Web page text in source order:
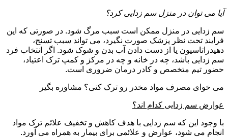
آیا می توان در منزل سم زدایی کرد؟
سم زدایی در منزل ممکن است سبب مرگ شود. در صورتی که این
فرایند تحت نظر پزشک صورت نگیرد، می تواند سبب تسنج،
دهیدراتاسیون یا از دست دادن آب بدن و شوک شود. اگر انتخاب فرد
سم زدایی باشد، چه در خانه و چه در مرکز و کمپ ترک اعتیاد،
حضور تیم متخصص و کادر درمان ضروری است.
می خوای مصرف مواد مخدر رو ترک کنی؟ مشاوره بگیر
عوارض سم زدایی کدام اند؟
با وجود این که سم زدایی با هدف کاهش و تخفیف علائم ترک مواد
انجام می شود، عوارض و علائمی برای بیمار به همراه می آورد.